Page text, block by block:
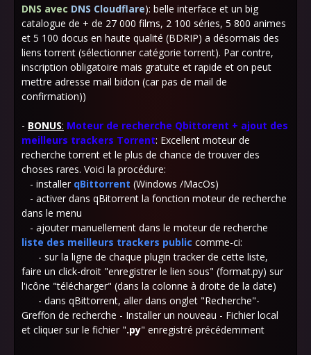
DNS avec DNS Cloudflare): belle interface et un big
catalogue de + de 27 000 films, 2 100 séries, 5 800 animes
et 5 100 docus en haute qualité (BDRIP) a désormais des
liens torrent (sélectionner catégorie torrent). Par contre,
inscription obligatoire mais gratuite et rapide et on peut
mettre adresse mail bidon (car pas de mail de
confirmation))
- BONUS: Moteur de recherche Qbittorent + ajout des
meilleurs trackers Torrent: Excellent moteur de
recherche torrent et le plus de chance de trouver des
choses rares. Voici la procédure:
- installer qBittorrent (Windows /MacOs)
- activer dans qBitorrent la fonction moteur de recherche
dans le menu
- ajouter manuellement dans le moteur de recherche
liste des meilleurs trackers public comme-ci:
- sur la ligne de chaque plugin tracker de cette liste,
faire un click-droit "enregistrer le lien sous" (format.py) sur
l'icône "télécharger" (dans la colonne à droite de la date)
- dans qBittorrent, aller dans onglet "Recherche"-
Greffon de recherche - Installer un nouveau - Fichier local
et cliquer sur le fichier ".py" enregistré précédemment